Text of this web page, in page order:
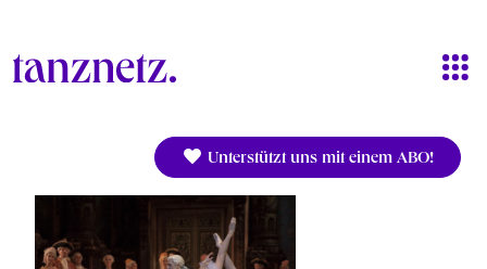
Unterstützt uns mit einem ABO!